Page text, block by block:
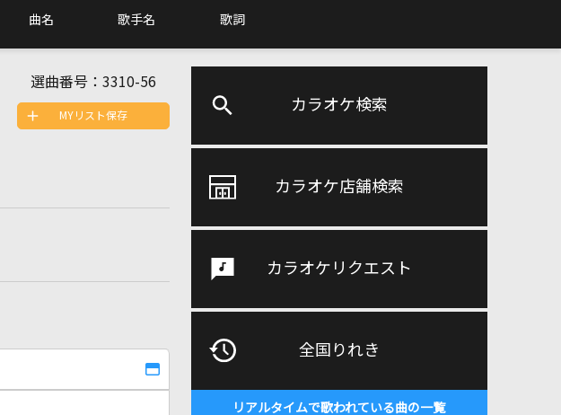
曲名 歌手名 歌詞
カラオケ検索
カラオケ店舗検索
カラオケリクエスト
全国りれき
リアルタイムで歌われている曲の一覧
選曲番号： 3310-56
MYリスト保存